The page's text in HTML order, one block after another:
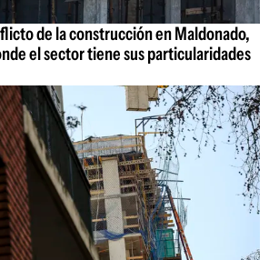
de la construcción en Maldonado,
el sector tiene sus particularidades